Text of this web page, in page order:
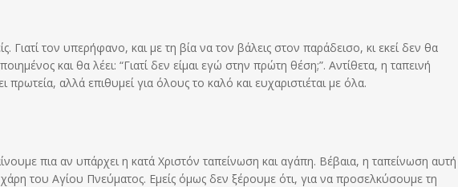
Γιατί τον υπερήφανο, και με τη βία να τον βάλεις στον παράδεισο, κι εκεί δεν θα
και θα λέει: “Γιατί δεν είμαι εγώ στην πρώτη θέση;”. Αντίθετα, η ταπεινή
πρωτεία, αλλά επιθυμεί για όλους το καλό και ευχαριστιέται με όλα.
πια αν υπάρχει η κατά Χριστόν ταπείνωση και αγάπη. Βέβαια, η ταπείνωση αυτή
του Αγίου Πνεύματος. Εμείς όμως δεν ξέρουμε ότι, για να προσελκύσουμε τη